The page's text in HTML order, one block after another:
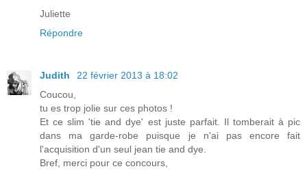
Juliette
Répondre
Judith
22 février 2013 à 18:02
Coucou,
tu es trop jolie sur ces photos !
Et ce slim 'tie and dye' est juste parfait. Il tomberait à pic
dans ma garde-robe puisque je n'ai pas encore fait
l'acquisition d'un seul jean tie and dye.
Bref, merci pour ce concours,